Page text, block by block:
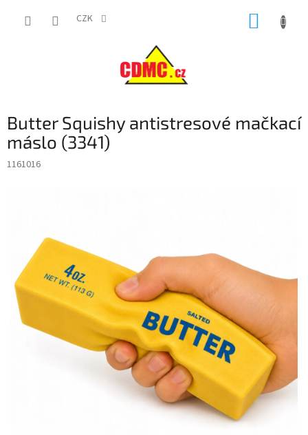
CZK
Butter Squishy antistresové mačkací
máslo (3341)
1161016